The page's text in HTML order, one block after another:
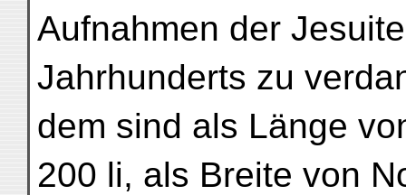
Aufnahmen der
Jahrhunderts zu
dem sind als Länge
200 li, als Breite von